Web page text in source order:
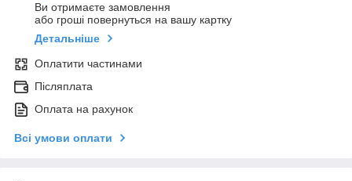
Ви отримаєте замовлення
або гроші повернуться на вашу картку
Детальніше
Оплатити частинами
Післяплата
Оплата на рахунок
Всі умови оплати